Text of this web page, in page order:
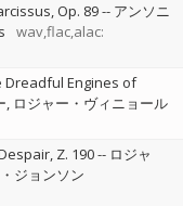
Op. 89-- アンソニ
wav,flac,alac:
Dreadful Engines of
ロジャー・ヴィニョール
Z. 190-- ロジャ
ジョンソン